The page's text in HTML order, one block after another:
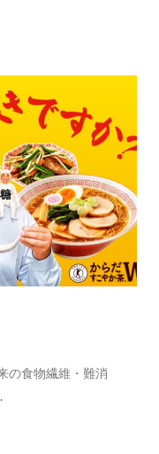
の食物繊維・難消